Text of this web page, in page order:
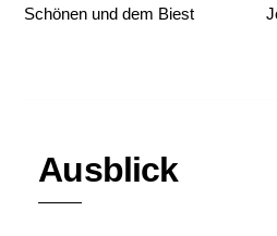
Schönen und dem Biest
Ausblick